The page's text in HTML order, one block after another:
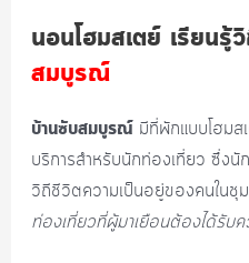
นอนโฮมสเตย์ เรียนรู้
สมบูรณ์
บ้านซับสมบูรณ์มีที่พักแบบโฮมส
บริการสำหรับนักท่องเที่ยว ซึ่งนั
วิถีชีวิตความเป็นอยู่ของคนในชุ
ท่องเที่ยวที่ผู้มาเยือนต้องได้รับค